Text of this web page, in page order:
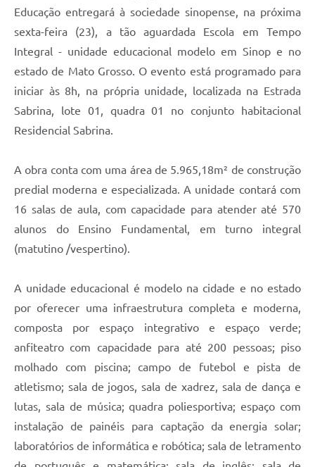
Educação entregará à sociedade sinopense, na próxima
sexta-feira (23), a tão aguardada Escola em Tempo
Integral - unidade educacional modelo em Sinop e no
estado de Mato Grosso. O evento está programado para
iniciar às 8h, na própria unidade, localizada na Estrada
Sabrina, lote 01, quadra 01 no conjunto habitacional
Residencial Sabrina.
A obra conta com uma área de 5.965,18m² de construção
predial moderna e especializada. A unidade contará com
16 salas de aula, com capacidade para atender até 570
alunos do Ensino Fundamental, em turno integral
(matutino /vespertino).
A unidade educacional é modelo na cidade e no estado
por oferecer uma infraestrutura completa e moderna,
composta por espaço integrativo e espaço verde;
anfiteatro com capacidade para até 200 pessoas; piso
molhado com piscina; campo de futebol e pista de
atletismo; sala de jogos, sala de xadrez, sala de dança e
lutas, sala de música; quadra poliesportiva; espaço com
instalação de painéis para captação da energia solar;
laboratórios de informática e robótica; sala de letramento